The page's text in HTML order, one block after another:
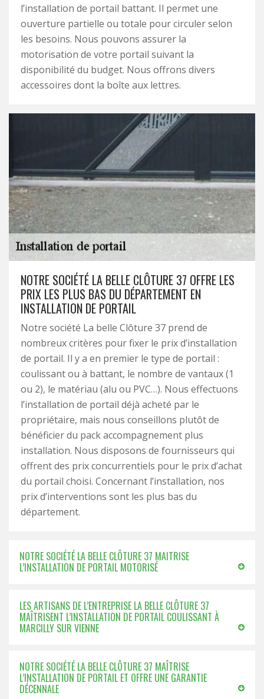
l’installation de portail battant. Il permet une
ouverture partielle ou totale pour circuler selon
les besoins. Nous pouvons assurer la
motorisation de votre portail suivant la
disponibilité du budget. Nous offrons divers
accessoires dont la boîte aux lettres.
NOTRE SOCIÉTÉ LA BELLE CLÔTURE 37 OFFRE LES
PRIX LES PLUS BAS DU DÉPARTEMENT EN
INSTALLATION DE PORTAIL
Notre société La belle Clôture 37 prend de
nombreux critères pour fixer le prix d’installation
de portail. Il y a en premier le type de portail :
coulissant ou à battant, le nombre de vantaux (1
ou 2), le matériau (alu ou PVC…). Nous effectuons
l’installation de portail déjà acheté par le
propriétaire, mais nous conseillons plutôt de
bénéficier du pack accompagnement plus
installation. Nous disposons de fournisseurs qui
offrent des prix concurrentiels pour le prix d’achat
du portail choisi. Concernant l’installation, nos
prix d’interventions sont les plus bas du
département.
NOTRE SOCIÉTÉ LA BELLE CLÔTURE 37 MAITRISE
L’INSTALLATION DE PORTAIL MOTORISÉ
LES ARTISANS DE L’ENTREPRISE LA BELLE CLÔTURE 37
MAÎTRISENT L’INSTALLATION DE PORTAIL COULISSANT À
MARCILLY SUR VIENNE
NOTRE SOCIÉTÉ LA BELLE CLÔTURE 37 MAÎTRISE
L’INSTALLATION DE PORTAIL ET OFFRE UNE GARANTIE
DÉCENNALE